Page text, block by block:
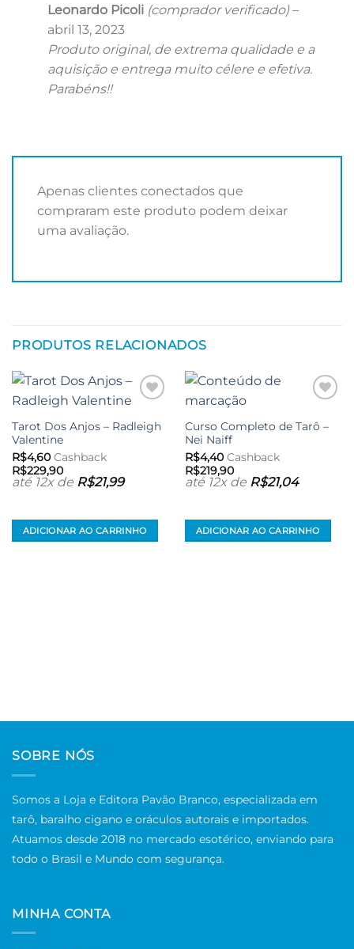
Avaliação5
Leonardo Picoli (comprador verificado) –
abril 13, 2023
Produto original, de extrema qualidade e a
aquisição e entrega muito célere e efetiva.
Parabéns!!
Apenas clientes conectados que
compraram este produto podem deixar
uma avaliação.
PRODUTOS RELACIONADOS
aos meus
desejos
Tarot Dos Anjos – Radleigh
Valentine
R$4,60Cashback
R$229,90
até 12x de R$21,99
ADICIONAR AO CARRINHO
aos meus
desejos
Curso Completo de Tarô –
Nei Naiff
R$4,40Cashback
R$219,90
até 12x de R$21,04
ADICIONAR AO CARRINHO
SOBRE NÓS
Somos a Loja e Editora Pavão Branco, especializada em
tarô, baralho cigano e oráculos autorais e importados.
Atuamos desde 2018 no mercado esotérico, enviando para
todo o Brasil e Mundo com segurança.
MINHA CONTA